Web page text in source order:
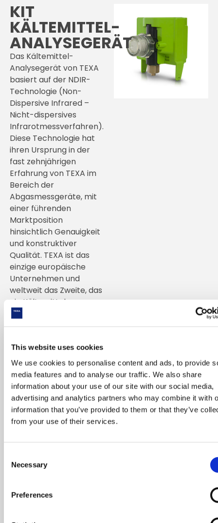
This website uses cookies
We use cookies to personalise content and ads, to provide
media features and to analyse our traffic. We also share
information about your use of our site with our social media,
advertising and analytics partners who may combine it with
information that you’ve provided to them or that they’ve
from your use of their services.
Selection
Necessary
Preferences
KIT
KÄLTEMITTEL-
ANALYSEGERÄT
Das Kältemittel-
Analysegerät von TEXA
basiert auf der NDIR-
Technologie (Non-
Dispersive Infrared –
Nicht-dispersives
Infrarotmessverfahren).
Diese Technologie hat
ihren Ursprung in der
fast zehnjährigen
Erfahrung von TEXA im
Bereich der
Abgasmessgeräte, mit
einer führenden
Marktposition
hinsichtlich Genauigkeit
und konstruktiver
Qualität. TEXA ist das
einzige europäische
Unternehmen und
weltweit das Zweite, das
ein Kältemittel-
Analysegerät für
Klimaservicegeräte
konstruiert hat.
Für die Realisierung hat
TEXA eine kompakte,
genaue und zuverlässige
Technologie mit drei
angemeldeten
Patenten verwendet
Klimaservicegeräts).
Besondere Sorgfalt
Unempfindlichkeit des
gegenüber den